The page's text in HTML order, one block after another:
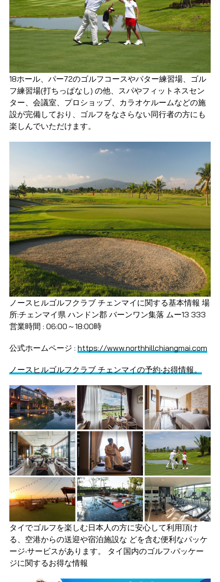
18ホール、パー72のゴルフコースやパター練習場、ゴル
フ練習場(打ちっぱなし) の他、スパやフィットネスセン
ター、会議室、プロショップ、カラオケルームなどの施
設が完備しており、ゴルフをなさらない同行者の方にも
楽しんでいただけます。
ノースヒルゴルフクラブ チェンマイに関する基本情報 場
所:チェンマイ県 ハンドン郡 バーンワン集落 ムー13 333
営業時間 : 06:00～18:00時
公式ホームページ : https://www.northhillchiangmai.com
ノースヒルゴルフクラブ チェンマイの予約‧お得情報。
タイでゴルフを楽しむ日本人の方に安心して利用頂け
る、空港からの送迎や宿泊施設な どを含む便利なパッケ
ージ‧サービスがあります。 タイ国内のゴルフ‧パッケー
ジに関するお得な情報